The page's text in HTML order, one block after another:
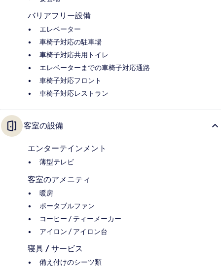
バリアフリー設備
エレベーター
車椅子対応の駐車場
車椅子対応共用トイレ
エレベーターまでの車椅子対応通路
車椅子対応フロント
車椅子対応レストラン
客室の設備
エンターテインメント
薄型テレビ
客室のアメニティ
暖房
ポータブルファン
コーヒー / ティーメーカー
アイロン / アイロン台
寝具 / サービス
備え付けのシーツ類